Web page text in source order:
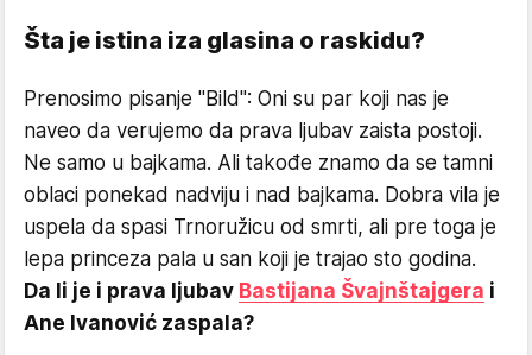
Šta je istina iza glasina o raskidu?
Prenosimo pisanje "Bild": Oni su par koji nas je
naveo da verujemo da prava ljubav zaista postoji.
Ne samo u bajkama. Ali takođe znamo da se tamni
oblaci ponekad nadviju i nad bajkama. Dobra vila je
uspela da spasi Trnoružicu od smrti, ali pre toga je
lepa princeza pala u san koji je trajao sto godina.
Da li je i prava ljubav Bastijana Švajnštajgera i
Ane Ivanović zaspala?